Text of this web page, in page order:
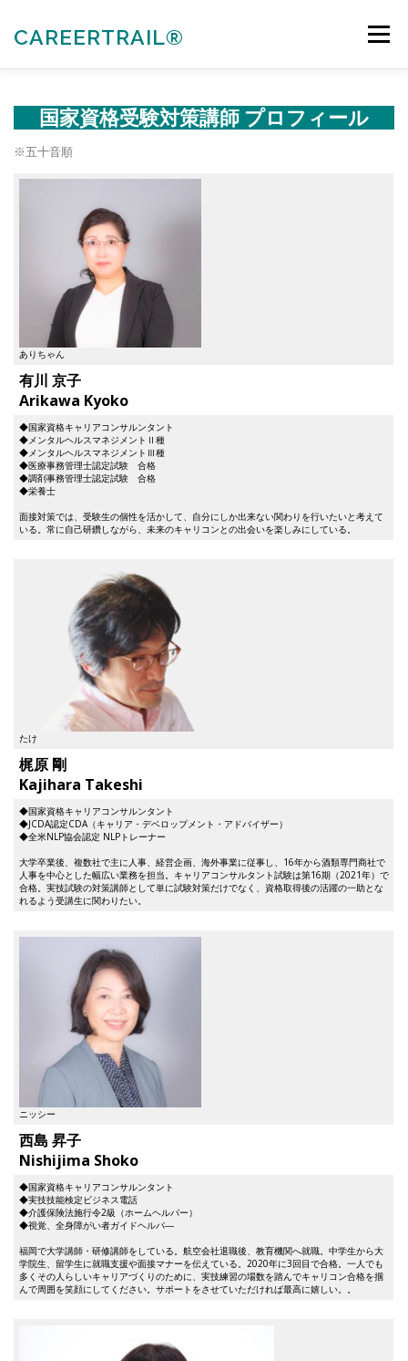
CAREERTRAIL® メニュー
私たちについて キャリアコンサルタント各種受験対策
会員ぺージ ACTIVITIES
国家資格受験対策講師 プロフィール
※五十音順
ありちゃん
有川 京子
Arikawa Kyoko
◆国家資格キャリアコンサルンタント
◆メンタルヘルスマネジメントⅡ種
◆メンタルヘルスマネジメントⅢ種
◆医療事務管理士認定試験 合格
◆調剤事務管理士認定試験 合格
◆栄養士
面接対策では、受験生の個性を活かして、自分にしか出来ない関わりを行いたいと考えて
いる。常に自己研鑽しながら、未来のキャリコンとの出会いを楽しみにしている。
たけ
梶原 剛
Kajihara Takeshi
◆国家資格キャリアコンサルンタント
◆JCDA認定CDA（キャリア・デベロップメント・アドバイザー）
◆全米NLP協会認定 NLPトレーナー
大学卒業後、複数社で主に人事、経営企画、海外事業に従事し、16年から酒類専門商社で
人事を中心とした幅広い業務を担当。キャリアコンサルタント試験は第16期（2021年）で
合格。実技試験の対策講師として単に試験対策だけでなく、資格取得後の活躍の一助とな
れるよう受講生に関わりたい。
ニッシー
西島 昇子
Nishijima Shoko
◆国家資格キャリアコンサルンタント
◆実技技能検定ビジネス電話
◆介護保険法施行令2級（ホームヘルパー）
◆視覚、全身障がい者ガイドヘルパ―
福岡で大学講師・研修講師をしている。航空会社退職後、教育機関へ就職。中学生から大
学院生、留学生に就職支援や面接マナーを伝えている。2020年に3回目で合格。一人でも
多くその人らしいキャリアづくりのために、実技練習の場数を踏んでキャリコン合格を掴
んで周囲を笑顔にしてください。サポートをさせていただければ最高に嬉しい。。